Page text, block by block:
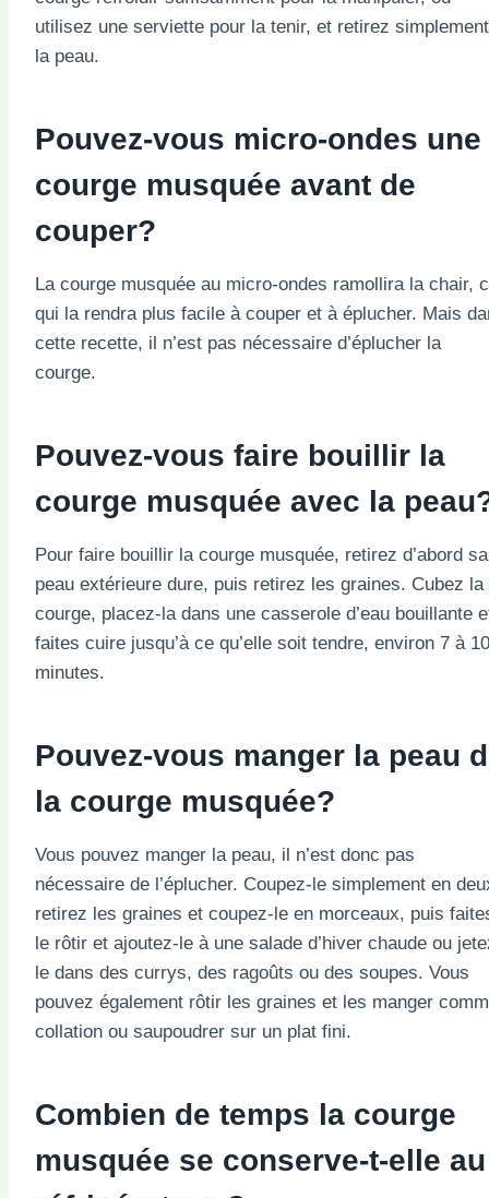
utilisez une serviette pour la tenir, et retirez simplement
la peau.
Pouvez-vous micro-ondes une
courge musquée avant de
couper?
La courge musquée au micro-ondes ramollira la chair,
qui la rendra plus facile à couper et à éplucher. Mais
cette recette, il n’est pas nécessaire d’éplucher la
courge.
Pouvez-vous faire bouillir la
courge musquée avec la
Pour faire bouillir la courge musquée, retirez d’abord sa
peau extérieure dure, puis retirez les graines. Cubez la
courge, placez-la dans une casserole d’eau bouillante
faites cuire jusqu’à ce qu’elle soit tendre, environ 7 à 10
minutes.
Pouvez-vous manger la peau
la courge musquée?
Vous pouvez manger la peau, il n’est donc pas
nécessaire de l’éplucher. Coupez-le simplement en
retirez les graines et coupez-le en morceaux, puis
le rôtir et ajoutez-le à une salade d’hiver chaude ou
le dans des currys, des ragoûts ou des soupes. Vous
pouvez également rôtir les graines et les manger
collation ou saupoudrer sur un plat fini.
Combien de temps la courge
musquée se conserve-t-elle au